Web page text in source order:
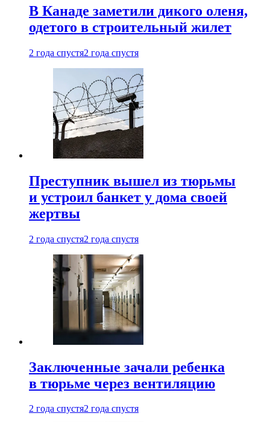
В Канаде заметили дикого оленя,
одетого в строительный жилет
2 года спустя2 года спустя
Преступник вышел из тюрьмы
и устроил банкет у дома своей
жертвы
2 года спустя2 года спустя
Заключенные зачали ребенка
в тюрьме через вентиляцию
2 года спустя2 года спустя